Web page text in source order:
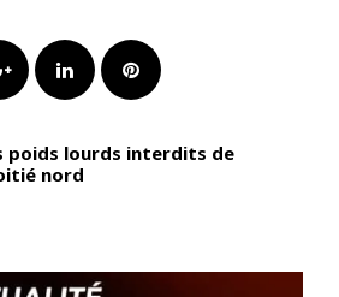
Google+LinkedInPinterest
poids lourds interdits de
nord